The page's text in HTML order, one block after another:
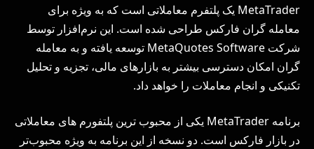
MetaTrader یک پلتفرم معاملاتی است که به ویژه برای
معامله‌ گران فارکس طراحی شده است. این نرم‌افزار توسط
شرکت MetaQuotes Software توسعه یافته و به معامله‌
گران امکان دسترسی بیشتر به بازارهای مالی، تجزیه و تحلیل
تکنیکی و انجام معاملات را خواهد داد.
برنامه MetaTrader یکی از محبوب‌ ترین پلتفورم‌ های معاملاتی
در بازار فارکس است. دو نسخه از این برنامه به ویژه محبوب‌تر